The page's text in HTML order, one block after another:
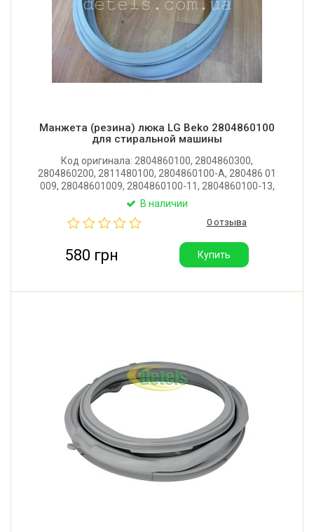
Манжета (резина) люка LG Beko 2804860100
для стиральной машины
Код оригинала: 2804860100, 2804860300,
2804860200, 2811480100, 2804860100-A, 280486 01
009, 28048601009, 2804860100-11, 2804860100-13,
2804860100-T13, ARC 2804860100. Производитель:
В наличии
0 отзыва
580 грн Купить